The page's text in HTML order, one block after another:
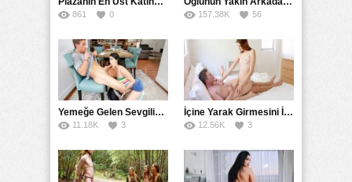
861 0 157.38K 56
Yemeğe Gelen Sevgilisinin Arkadaşına Yarak Yedirdi
11.18K 3
İçine Yarak Girmesini İsteyince Kuzeninin Penisini Kullandı
12.56K 3